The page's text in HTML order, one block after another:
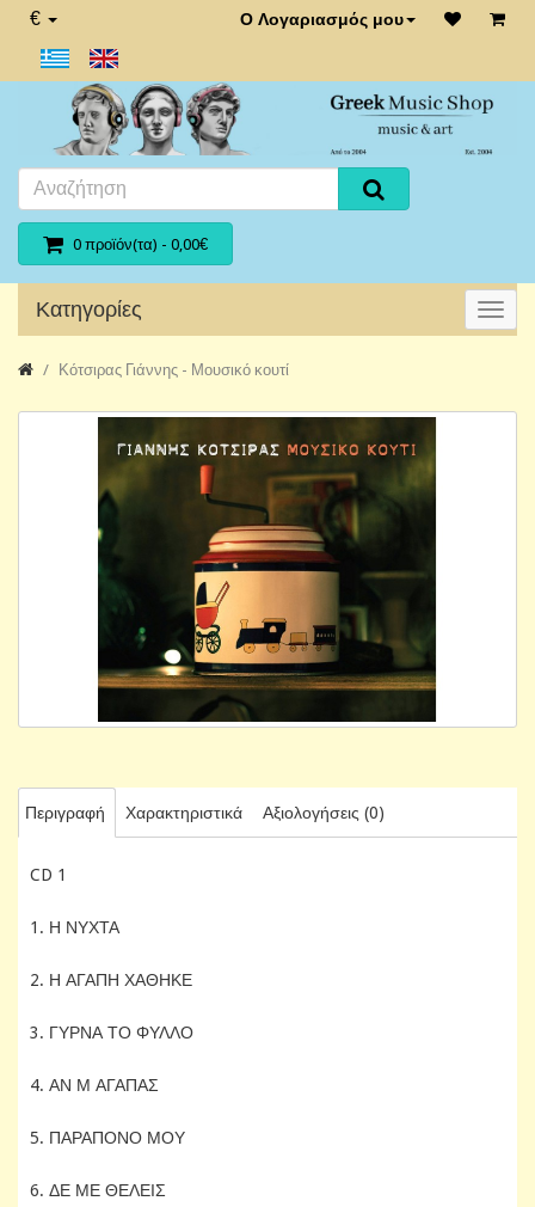
€ Ο Λογαριασμός μου
0 προϊόν(τα) - 0,00€
Κατηγορίες
Κότσιρας Γιάννης - Μουσικό κουτί
Περιγραφή Χαρακτηριστικά Αξιολογήσεις (0)
CD 1
1. Η ΝΥΧΤΑ
2. Η ΑΓΑΠΗ ΧΑΘΗΚΕ
3. ΓΥΡΝΑ ΤΟ ΦΥΛΛΟ
4. ΑΝ Μ ΑΓΑΠΑΣ
5. ΠΑΡΑΠΟΝΟ ΜΟΥ
6. ΔΕ ΜΕ ΘΕΛΕΙΣ